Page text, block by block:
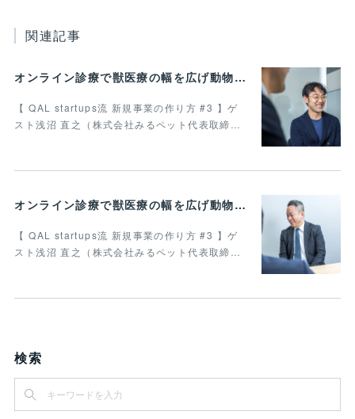
関連記事
オンライン診療で獣医療の幅を広げ動物病院の業務効率化を叶えたい 最終回
【 QAL startups流 新規事業の作り方 #3 】ゲ
スト浅沼 直之（株式会社みるペット代表取締…
オンライン診療で獣医療の幅を広げ動物病院の業務効率化を叶えたい Vol.4
【 QAL startups流 新規事業の作り方 #3 】ゲ
スト浅沼 直之（株式会社みるペット代表取締…
検索